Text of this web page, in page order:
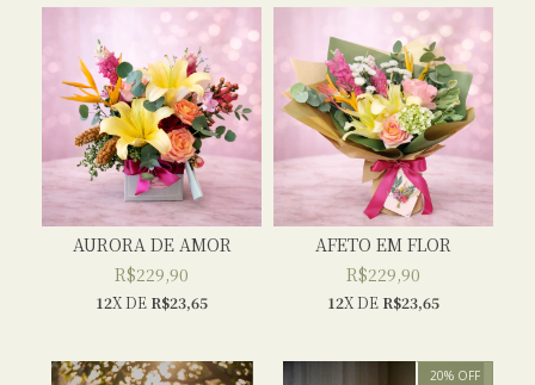
AURORA DE AMOR
R$229,90
12X DE R$23,65
AFETO EM FLOR
R$229,90
12X DE R$23,65
20% OFF